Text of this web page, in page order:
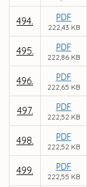
494. PDF
222,43 KB
495. PDF
222,86 KB
496. PDF
222,65 KB
497. PDF
222,52 KB
498. PDF
222,52 KB
499. PDF
222,55 KB